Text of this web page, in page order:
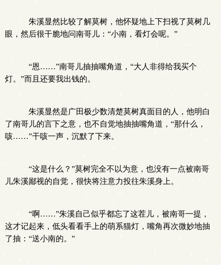
朱溪显然比较了解莫树，他怀疑地上下扫视了莫树几
眼，然后很干脆地问南哥儿：“小南，看灯会呢。”
“恩……”南哥儿抽抽嘴角道，“大人非得给我买个
灯。”而且还要我出钱的。
朱溪显然是广田极少数清楚莫树真面目的人，他明白
了南哥儿的言下之意，也不自觉地抽抽嘴角道，“那什么，
咳……”干咳一声，沉默了下来。
“这是什么？”莫树完全不以为意，也没有一点被南哥
儿朱溪鄙视的自觉，很快将注意力投往朱溪身上。
“啊……”朱溪自己似乎都忘了这茬儿，被南哥一提，
这才记起来，低头看看手上的萌系猫灯，嘴角再次微妙地抽
了抽：“送小南的。”